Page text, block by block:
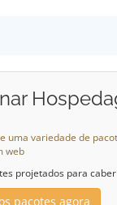
uma variedade de
web
projetados para
pacotes agora